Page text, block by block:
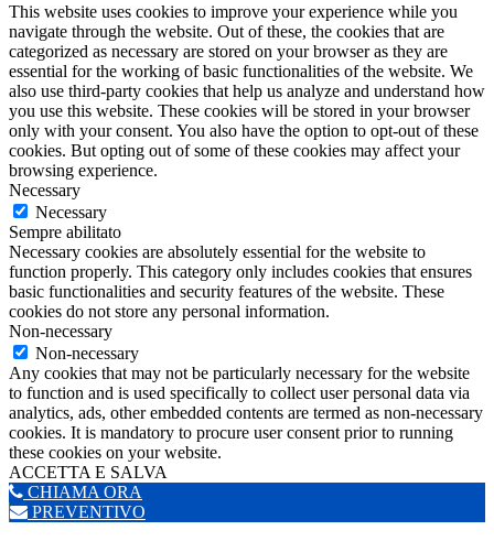
This website uses cookies to improve your experience while you
navigate through the website. Out of these, the cookies that are
categorized as necessary are stored on your browser as they are
essential for the working of basic functionalities of the website. We
also use third-party cookies that help us analyze and understand how
you use this website. These cookies will be stored in your browser
only with your consent. You also have the option to opt-out of these
cookies. But opting out of some of these cookies may affect your
browsing experience.
Necessary
Necessary
Sempre abilitato
Necessary cookies are absolutely essential for the website to
function properly. This category only includes cookies that ensures
basic functionalities and security features of the website. These
cookies do not store any personal information.
Non-necessary
Non-necessary
Any cookies that may not be particularly necessary for the website
to function and is used specifically to collect user personal data via
analytics, ads, other embedded contents are termed as non-necessary
cookies. It is mandatory to procure user consent prior to running
these cookies on your website.
ACCETTA E SALVA
CHIAMA ORA
PREVENTIVO